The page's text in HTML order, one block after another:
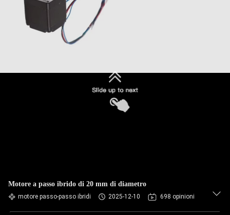
Motore a passo ibrido di 20 mm di diametro
motore passo-passo ibridi 2025-12-10 698 opinioni